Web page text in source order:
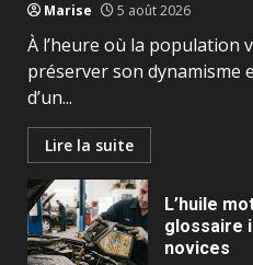
Marise 5 août 2026
À l’heure où la population
préserver son dynamisme
d’un...
Lire la suite
L’huile
glossaire
novices